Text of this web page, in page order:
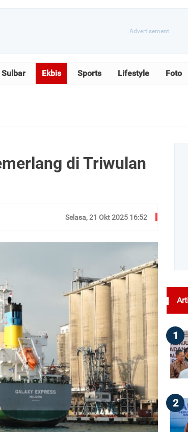
Sulbar Ekbis Sports Lifestyle Foto
di Triwulan
Selasa, 21 Okt 2025 16:52
1
2